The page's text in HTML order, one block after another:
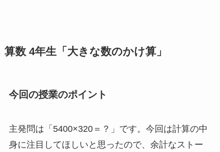
算数 4年生「大きな数のかけ算」
今回の授業のポイント
主発問は「5400×320＝？」です。今回は計算の中
身に注目してほしいと思ったので、余計なストー